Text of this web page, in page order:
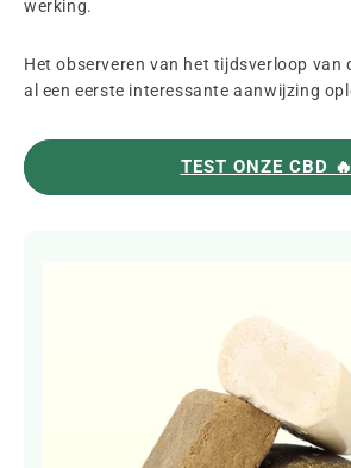
werking.
Het observeren van het tijdsverloop van
al een eerste interessante aanwijzing
TEST ONZE CBD 🔥